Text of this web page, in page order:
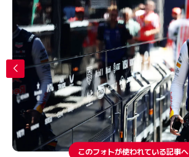
このフォトが使われている記事へ